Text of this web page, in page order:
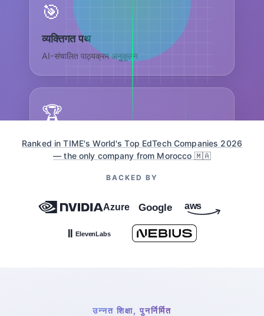
🎯
व्यक्तिगत पथ
AI-संचालित पाठ्यक्रम अनुकूलन
🏆
प्रमाणन तैयार
उद्योग-मान्यता प्राप्त प्रमाणपत्र
Ranked in TIME's World's Top EdTech Companies 2026
— the only company from Morocco 🇲🇦
BACKED BY
उन्नत शिक्षा, पुनर्निर्मित